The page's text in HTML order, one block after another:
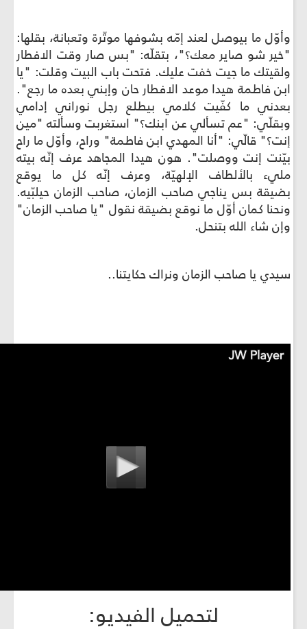
ما بيوصل لعند إمّه بشوفها موتّرة وتعبانة، بقلها:
شو صاير معك؟"، بتقلّه: "بس صار وقت الافطار
ما جيت خفت عليك. فتحت باب البيت وقلت: "يا
هيدا موعد الافطار حان وإبني بعده ما رجع".
ما كفّيت كلامي بيطلع رجل نوراني إدامي
"عم تسألي عن ابنك؟" استغربت وسألته "مين
قالّي: "أنا المهدي ابن فاطمة" وراح، وأوّل ما راح
إنت ووصلت". هون هيدا المجاهد عرف إنّه بيته
بالألطاف الإلهيّة، وعرف إنّه كل ما يوقع
بس يناجي صاحب الزمان، صاحب الزمان حيلبّيه.
كمان أوّل ما نوقع بضيقة نقول "يا صاحب الزمان"
الله بتنحل.
صاحب الزمان ونراك حكايتنا..
لتحميل الفيديو: